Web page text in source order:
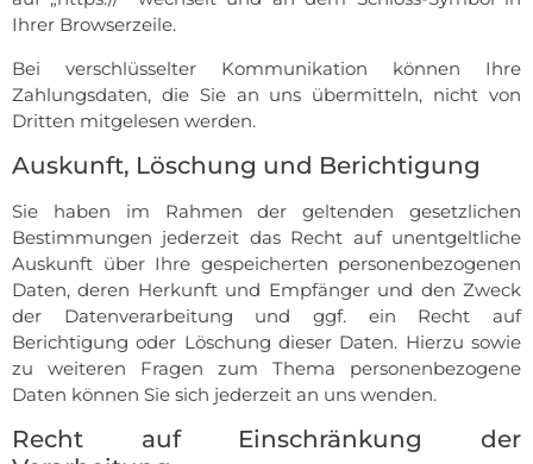
Ihrer Browserzeile.
Bei verschlüsselter Kommunikation können Ihre
Zahlungsdaten, die Sie an uns übermitteln, nicht von
Dritten mitgelesen werden.
Auskunft, Löschung und Berichtigung
Sie haben im Rahmen der geltenden gesetzlichen
Bestimmungen jederzeit das Recht auf unentgeltliche
Auskunft über Ihre gespeicherten personenbezogenen
Daten, deren Herkunft und Empfänger und den Zweck
der Datenverarbeitung und ggf. ein Recht auf
Berichtigung oder Löschung dieser Daten. Hierzu sowie
zu weiteren Fragen zum Thema personenbezogene
Daten können Sie sich jederzeit an uns wenden.
Recht auf Einschränkung der